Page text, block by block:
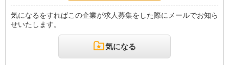
気になるをすればこの企業が求人募集をした際にメールでお知ら
せいたします。
気になる